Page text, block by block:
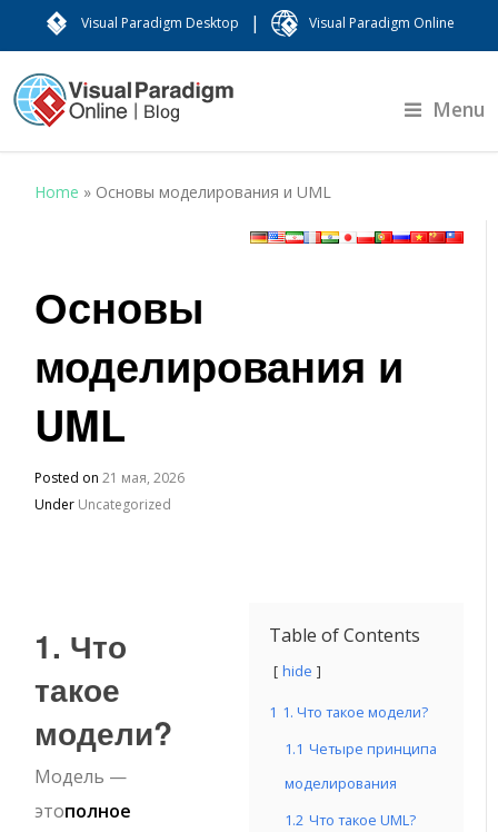
Visual Paradigm Desktop | Visual Paradigm Online
Menu
Home » Основы моделирования и UML
Основы
моделирования и
UML
Posted on21 мая, 2026
Under Uncategorized
Table of Contents
hide
1 1. Что такое модели?
1.1 Четыре принципа
моделирования
1.2 Что такое UML?
1. Что
такое
модели?
Модель —
этополное